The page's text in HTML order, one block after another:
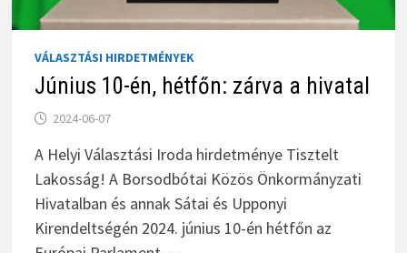
VÁLASZTÁSI HIRDETMÉNYEK
Június 10-én, hétfőn: zárva a hivatal
2024-06-07
A Helyi Választási Iroda hirdetménye Tisztelt
Lakosság! A Borsodbótai Közös Önkormányzati
Hivatalban és annak Sátai és Upponyi
Kirendeltségén 2024. június 10-én hétfőn az